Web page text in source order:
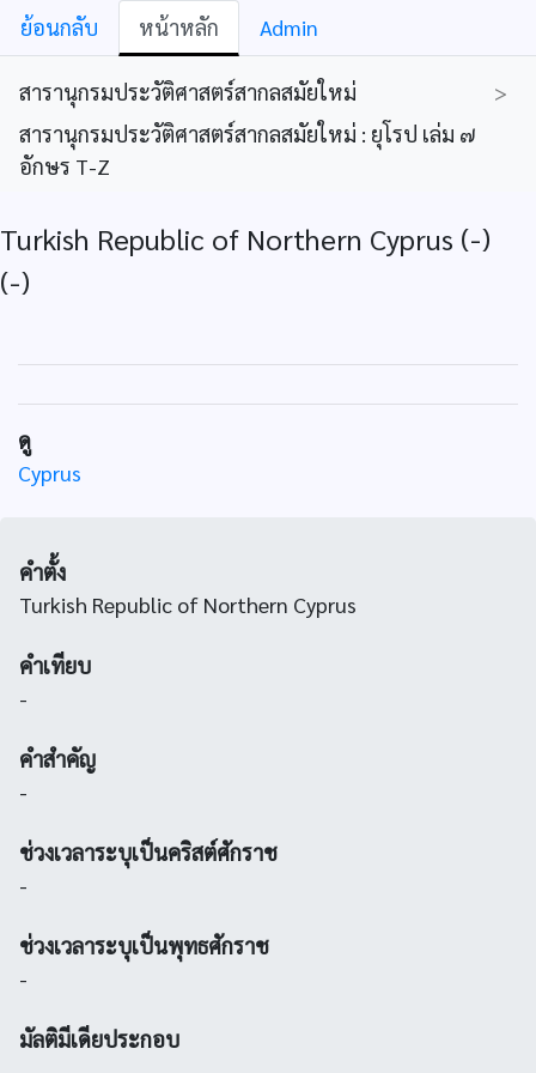
ย้อนกลับ หน้าหลัก Admin
สารานุกรมประวัติศาสตร์สากลสมัยใหม่
>
สารานุกรมประวัติศาสตร์สากลสมัยใหม่ : ยุโรป เล่ม ๗
อักษร T-Z
Turkish Republic of Northern Cyprus (-)
(-)
ดู
Cyprus
คำตั้ง
Turkish Republic of Northern Cyprus
คำเทียบ
-
คำสำคัญ
-
ช่วงเวลาระบุเป็นคริสต์ศักราช
-
ช่วงเวลาระบุเป็นพุทธศักราช
-
มัลติมีเดียประกอบ